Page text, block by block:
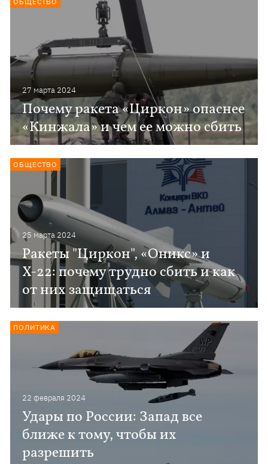
27 марта 2024
Почему ракета «Циркон» опаснее
«Кинжала» и чем ее можно сбить
25 марта 2024
Ракеты "Циркон", «Оникс» и
Х-22: почему трудно сбить и как
от них защищаться
ОБЩЕСТВО
22 февраля 2024
Удары по России: Запад все
ближе к тому, чтобы их
разрешить
ПОЛИТИКА